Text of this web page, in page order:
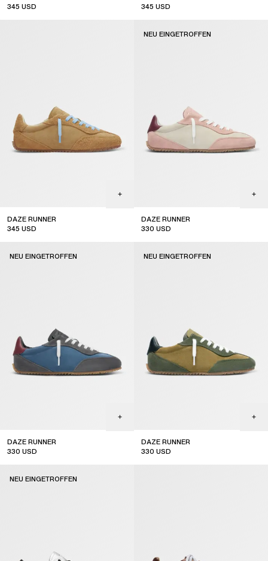
345 USD
345 USD
DAZE RUNNER
345 USD
DAZE RUNNER
330 USD
NEU EINGETROFFEN
DAZE RUNNER
330 USD
NEU EINGETROFFEN
DAZE RUNNER
330 USD
NEU EINGETROFFEN
NEU EINGETROFFEN